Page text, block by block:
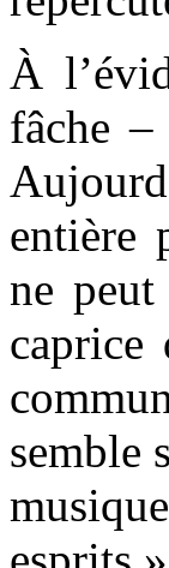
À
fâche –
entière
ne
caprice
semble